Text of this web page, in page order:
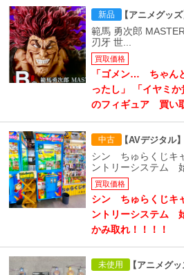
新品 【アニメグッズ
範馬 勇次郎
刃牙 世...
買取価格
「ゴメン… ちゃん
ったし」 「イヤミ
のフィギュア 買い
中古 【AVデジタル】
シン ちゅらくじキ
ントリーシステム
買取価格
シン ちゅらくじキ
ントリーシステム
かみ取れ！！！！
未使用 【アニメグッ